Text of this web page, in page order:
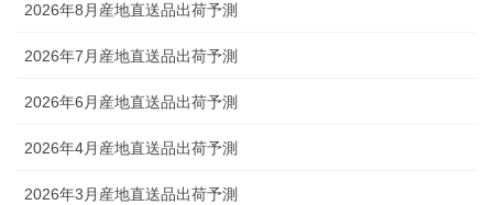
2026年8月産地直送品出荷予測
2026年7月産地直送品出荷予測
2026年6月産地直送品出荷予測
2026年4月産地直送品出荷予測
2026年3月産地直送品出荷予測